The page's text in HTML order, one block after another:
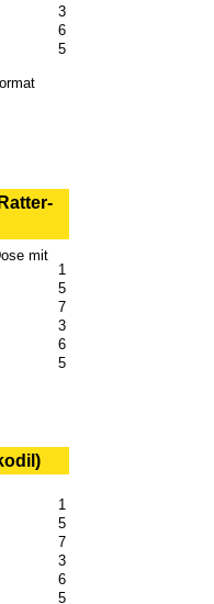
3
6
5
mit
1
5
7
3
6
5
1
5
7
3
6
5